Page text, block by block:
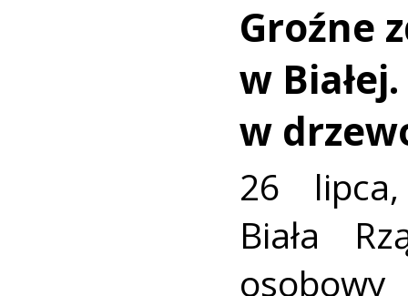
Groźne
w
w
26
Biała